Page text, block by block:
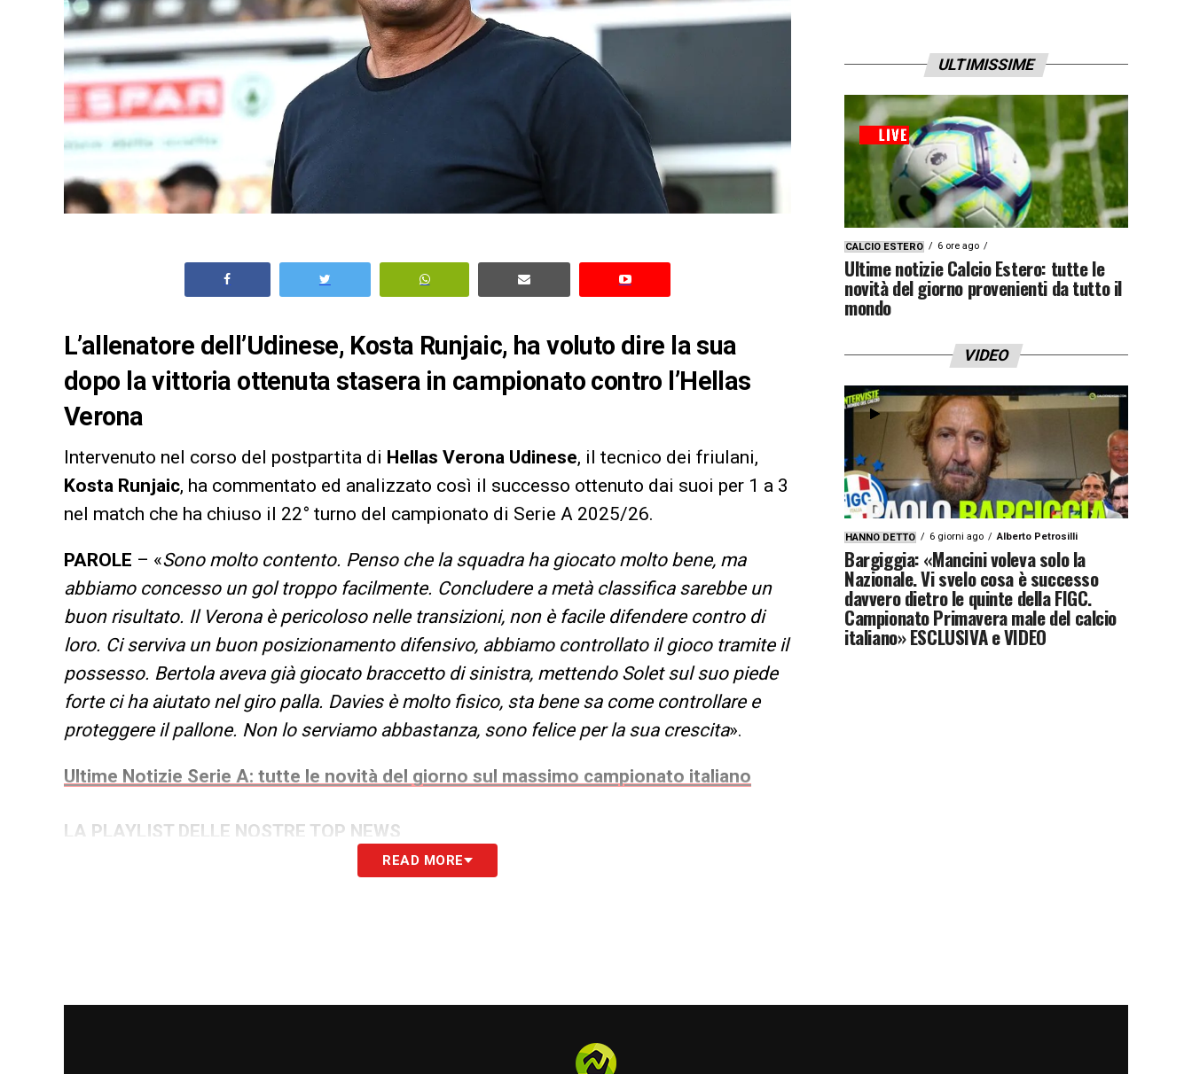
L’allenatore dell’Udinese, Kosta Runjaic, ha voluto dire la sua
dopo la vittoria ottenuta stasera in campionato contro l’Hellas
Verona
Intervenuto nel corso del postpartita di Hellas Verona Udinese, il tecnico dei friulani,
Kosta Runjaic, ha commentato ed analizzato così il successo ottenuto dai suoi per 1 a 3
nel match che ha chiuso il 22° turno del campionato di Serie A 2025/26.
PAROLE – «Sono molto contento. Penso che la squadra ha giocato molto bene, ma
abbiamo concesso un gol troppo facilmente. Concludere a metà classifica sarebbe un
buon risultato. Il Verona è pericoloso nelle transizioni, non è facile difendere contro di
loro. Ci serviva un buon posizionamento difensivo, abbiamo controllato il gioco tramite il
possesso. Bertola aveva già giocato braccetto di sinistra, mettendo Solet sul suo piede
forte ci ha aiutato nel giro palla. Davies è molto fisico, sta bene sa come controllare e
proteggere il pallone. Non lo serviamo abbastanza, sono felice per la sua crescita».
Ultime Notizie Serie A: tutte le novità del giorno sul massimo campionato italiano
LA PLAYLIST DELLE NOSTRE TOP NEWS
READ MORE
ULTIMISSIME
CALCIO ESTERO 6 ore ago
Ultime notizie Calcio Estero: tutte le
novità del giorno provenienti da tutto il
mondo
VIDEO
HANNO DETTO 6 giorni ago Alberto Petrosilli
Bargiggia: «Mancini voleva solo la
Nazionale. Vi svelo cosa è successo
davvero dietro le quinte della FIGC.
Campionato Primavera male del calcio
italiano» ESCLUSIVA e VIDEO